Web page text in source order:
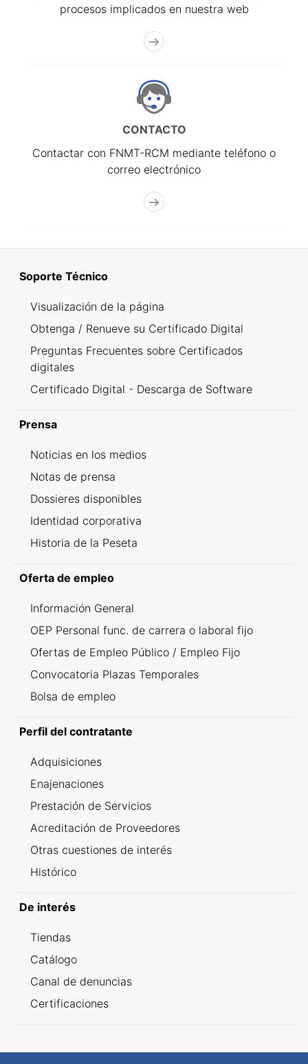
procesos implicados en nuestra web
CONTACTO
Contactar con FNMT-RCM mediante teléfono o
correo electrónico
Soporte Técnico
Visualización de la página
Obtenga / Renueve su Certificado Digital
Preguntas Frecuentes sobre Certificados
digitales
Certificado Digital - Descarga de Software
Prensa
Noticias en los medios
Notas de prensa
Dossieres disponibles
Identidad corporativa
Historia de la Peseta
Oferta de empleo
Información General
OEP Personal func. de carrera o laboral fijo
Ofertas de Empleo Público / Empleo Fijo
Convocatoria Plazas Temporales
Bolsa de empleo
Perfil del contratante
Adquisiciones
Enajenaciones
Prestación de Servicios
Acreditación de Proveedores
Otras cuestiones de interés
Histórico
De interés
Tiendas
Catálogo
Canal de denuncias
Certificaciones